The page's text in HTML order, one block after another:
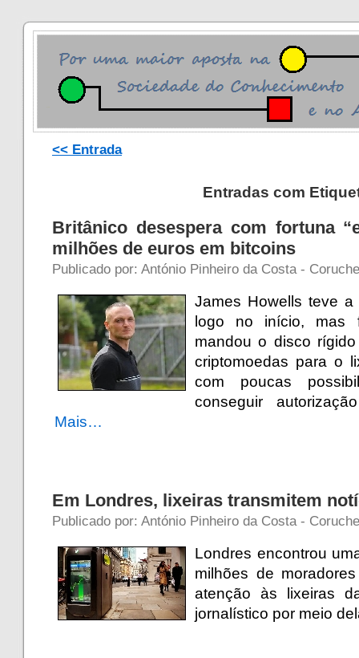
<< Entrada
Entradas com
Britânico desespera com fortuna
milhões de euros em bitcoins
Publicado por: António Pinheiro da Costa -
James Howells teve
logo no início, mas
mandou o disco
criptomoedas para o
com poucas
conseguir
Mais…
Em Londres, lixeiras transmitem
Publicado por: António Pinheiro da Costa -
Londres encontrou
milhões de
atenção às lixeiras
jornalístico por meio